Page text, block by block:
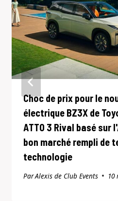
Choc de prix pour le
électrique BZ3X de
ATTO 3 Rival basé sur
bon marché rempli de
technologie
ParAlexis de Club Events 10